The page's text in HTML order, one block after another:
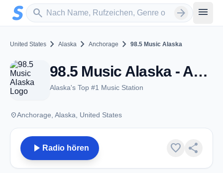
Zum Hauptinhalt springen
search
Sender suchen arrow_forward menu
United States chevron_right Alaska chevron_right Anchorage chevron_right 98.5 Music Alaska
98.5 Music Alaska - Anchorage, AK
Alaska's Top #1 Music Station
placeAnchorage, Alaska, United States
play_arrow Radio hören favorite share